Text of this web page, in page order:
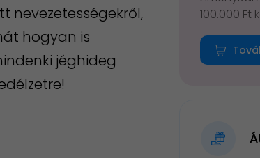
nevezetességekről,
hogyan is
jéghideg
100.000 Ft